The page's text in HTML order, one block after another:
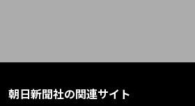
朝日新聞社の関連サイト